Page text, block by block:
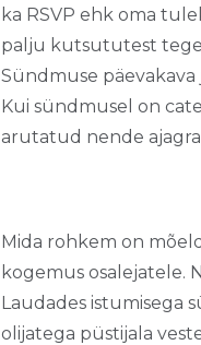
ka RSVP ehk oma
palju kutsututest
Sündmuse
Kui sündmusel on
arutatud nende
Mida rohkem on
kogemus osalejatele.
Laudades istumisega
olijatega püstijala